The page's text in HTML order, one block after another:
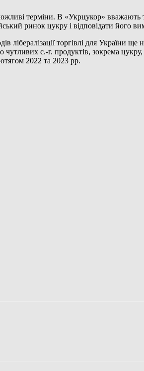
терміни. В «Укрцукор» вважають
ринок цукру і відповідати його
лібералізації торгівлі для України ще
с.-г. продуктів, зокрема
2022 та 2023 рр.